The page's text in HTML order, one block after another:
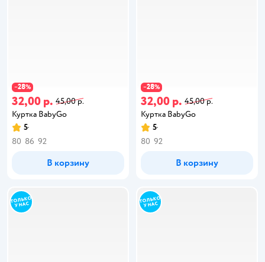
−28%
32,00 р. 45,00 р.
Куртка BabyGo
5
80 86 92
В корзину
−28%
32,00 р. 45,00 р.
Куртка BabyGo
5
80 92
В корзину